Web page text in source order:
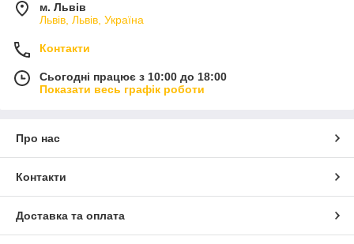
м. Львів
Львів, Львів, Україна
Контакти
Сьогодні працює з 10:00 до 18:00
Показати весь графік роботи
Про нас
Контакти
Доставка та оплата